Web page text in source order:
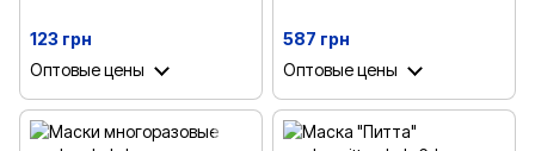
123 грн
Оптовые цены
587 грн
Оптовые цены